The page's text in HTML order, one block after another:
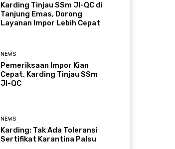
Karding Tinjau SSm JI-QC di
Tanjung Emas, Dorong
Layanan Impor Lebih Cepat
NEWS
Pemeriksaan Impor Kian
Cepat, Karding Tinjau SSm
JI-QC
NEWS
Karding: Tak Ada Toleransi
Sertifikat Karantina Palsu